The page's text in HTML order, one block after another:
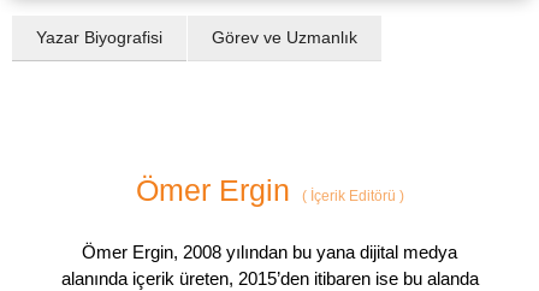
Yazar Biyografisi Görev ve Uzmanlık
Ömer Ergin (İçerik Editörü )
Ömer Ergin, 2008 yılından bu yana dijital medya
alanında içerik üreten, 2015’den itibaren ise bu alanda